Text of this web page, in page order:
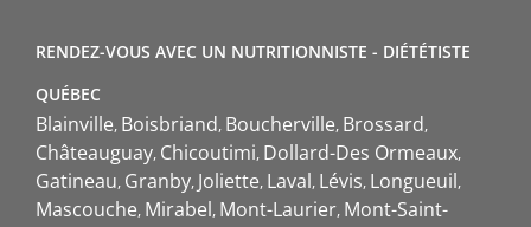
RENDEZ-VOUS AVEC UN NUTRITIONNISTE - DIÉTÉTISTE
QUÉBEC
Blainville Boisbriand Boucherville Brossard
Châteauguay Chicoutimi Dollard-Des Ormeaux
Gatineau Granby Joliette Laval Lévis Longueuil
Mascouche Mirabel Mont-Laurier Mont-Saint-